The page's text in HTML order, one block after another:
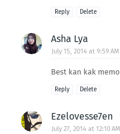
Reply Delete
Asha Lya
July 15, 2014 at 9:59 AM
Best kan kak
Reply Delete
Ezelovesse7en
July 27, 2014 at 12:10 AM